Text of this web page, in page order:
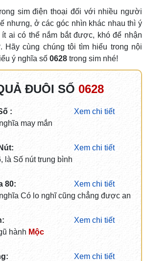
sim điện thoại đối với nhiều người
nhưng, ở các góc nhìn khác nhau thì ý
ai có thể nắm bắt được, khó để nhận
Hãy cùng chúng tôi tìm hiểu trong nội
ý nghĩa số 0628 trong sim nhé!
ĐUÔI SỐ 0628
:
Xem chi tiết
may mắn
Xem chi tiết
là Số nút trung bình
80:
Xem chi tiết
Có lo nghĩ cũng chẳng được an
Xem chi tiết
hành Mộc
Xem chi tiết